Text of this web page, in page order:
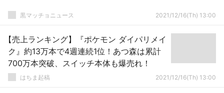
黒マッチョニュース 2021/12/16(Th) 13:00
【売上ランキング】『ポケモン ダイパリメイ
ク』約13万本で4週連続1位！あつ森は累計
700万本突破、スイッチ本体も爆売れ！
はちま起稿 2021/12/16(Th) 13:00